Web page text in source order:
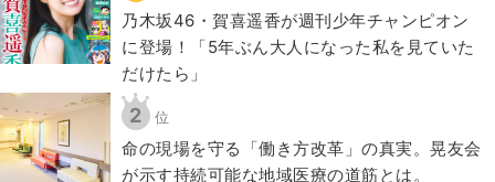
乃木坂46・賀喜遥香が週刊少年チャンピオン
に登場！「5年ぶん大人になった私を見ていた
だけたら」
2 位
​命の現場を守る「働き方改革」の真実。晃友会
が示す持続可能な地域医療の道筋とは。